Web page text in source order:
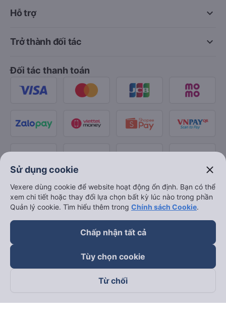
keyboard_arrow_down
Hỗ trợ
keyboard_arrow_down
Trở thành đối tác
Đối tác thanh toán
Theo dõi chúng tôi trên
Sử dụng cookie close
Vexere dùng cookie để website hoạt động ổn định. Bạn có thể
xem chi tiết hoặc thay đổi lựa chọn bất kỳ lúc nào trong phần
Quản lý cookie. Tìm hiểu thêm trong Chính sách Cookie.
Chấp nhận tất cả
Tùy chọn cookie
Từ chối